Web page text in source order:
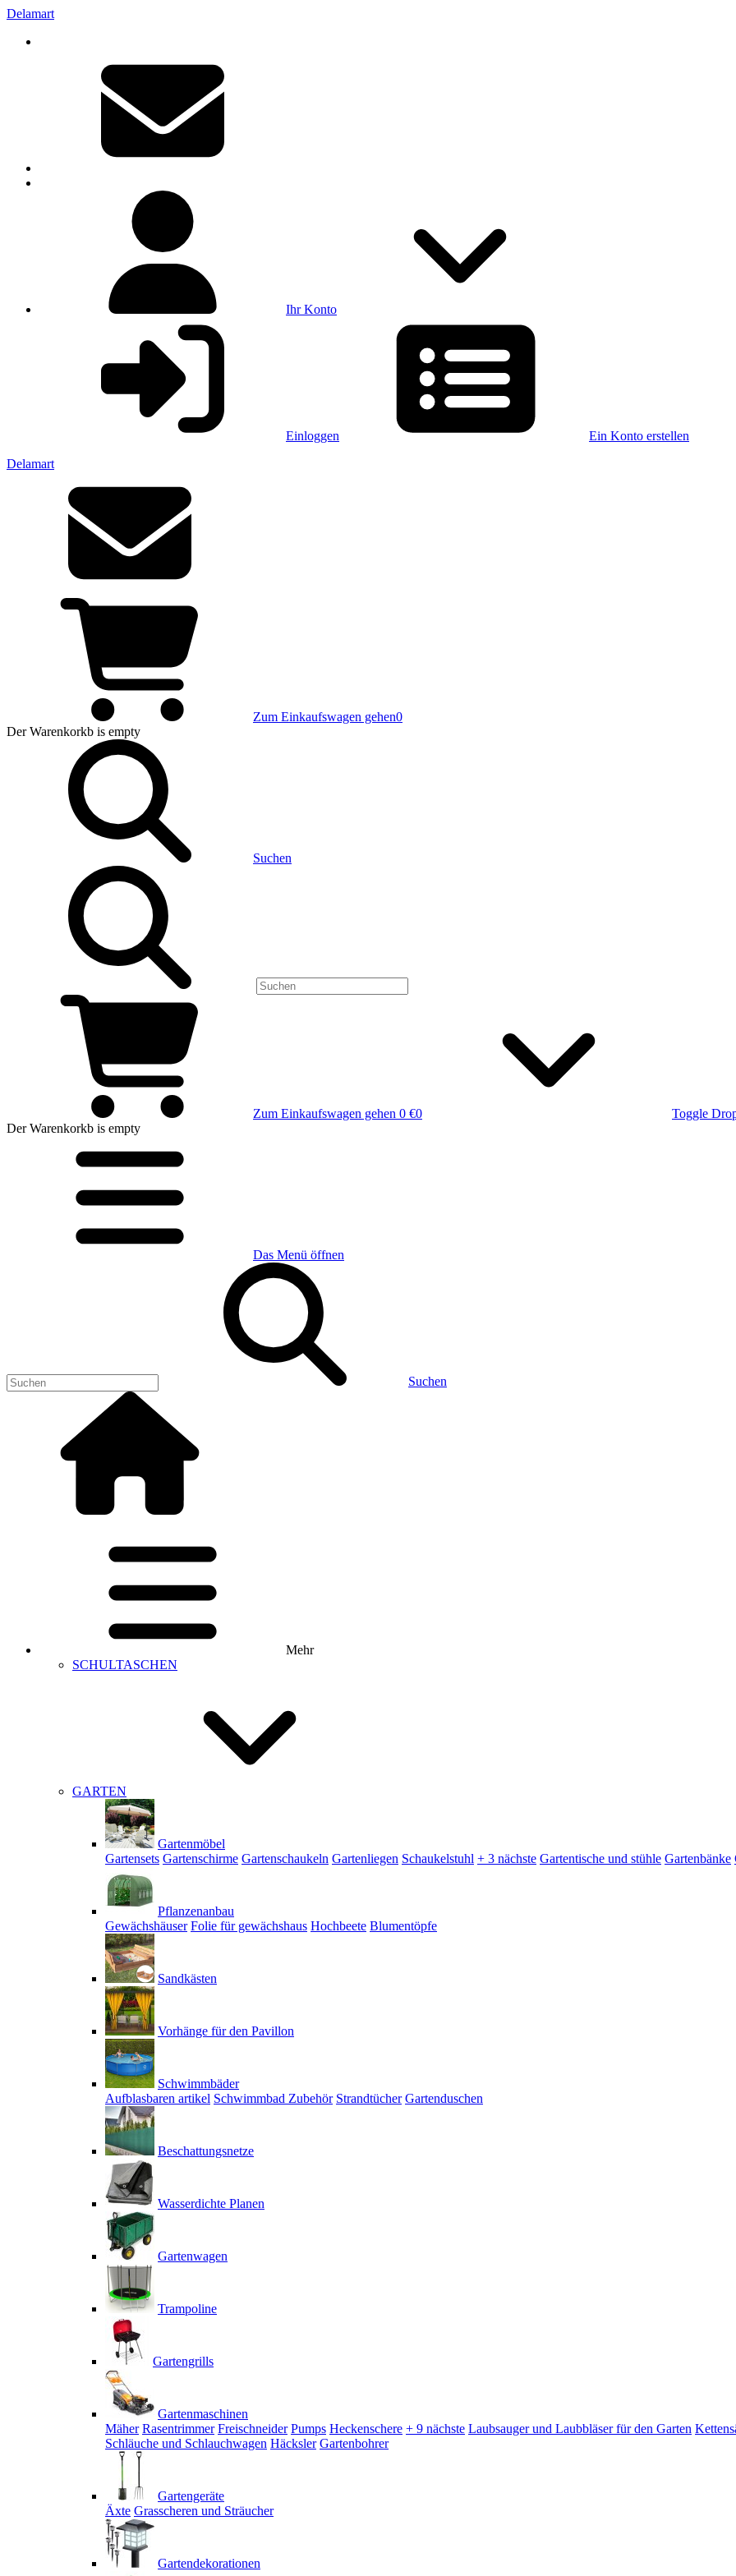
Delamart
Ihr Konto
Einloggen Ein Konto erstellen
Delamart
Zum Einkaufswagen gehen0
Der Warenkorkb is empty
Suchen
Zum Einkaufswagen gehen 0 €0
Toggle
Der Warenkorkb is empty
Das Menü öffnen
Suchen
Mehr
SCHULTASCHEN
GARTEN
Gartenmöbel
Gartensets Gartenschirme Gartenschaukeln Gartenliegen Schaukelstuhl + 3 nächste Gartentische und stühle Gartenbänke
Pflanzenanbau
Gewächshäuser Folie für gewächshaus Hochbeete Blumentöpfe
Sandkästen
Vorhänge für den Pavillon
Schwimmbäder
Aufblasbaren artikel Schwimmbad Zubehör Strandtücher Gartenduschen
Beschattungsnetze
Wasserdichte Planen
Gartenwagen
Trampoline
Gartengrills
Gartenmaschinen
Mäher Rasentrimmer Freischneider Pumps Heckenschere + 9 nächste Laubsauger und Laubbläser für den Garten
Schläuche und Schlauchwagen Häcksler Gartenbohrer
Gartengeräte
Äxte Grasscheren und Sträucher
Gartendekorationen